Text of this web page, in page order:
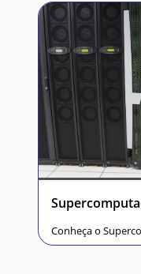
Conheça o